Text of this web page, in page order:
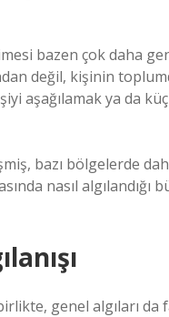
bazen çok daha
değil, kişinin
aşağılamak ya da
bazı bölgelerde
nasıl algılandığı
genel algıları da